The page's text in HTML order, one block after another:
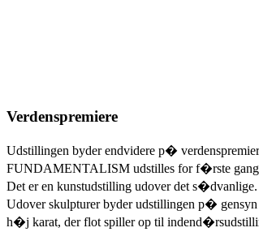
Verdenspremiere
Udstillingen byder endvidere p�
FUNDAMENTALISM udstilles for f�rste
Det er en kunstudstilling udover det
Udover skulpturer byder udstillingen p�
h�j karat, der flot spiller op til